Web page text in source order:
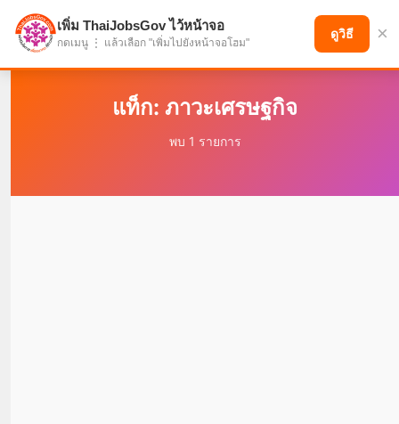
แบ่งปันโอกาส เพื่ออนาคตที่ก้าวหน้า
แท็ก: ภาวะเศรษฐกิจ
พบ 1 รายการ
เพิ่ม ThaiJobsGov ไว้หน้าจอ
กดเมนู ⋮ แล้วเลือก "เพิ่มไปยังหน้าจอโฮม"
ดูวิธี ×